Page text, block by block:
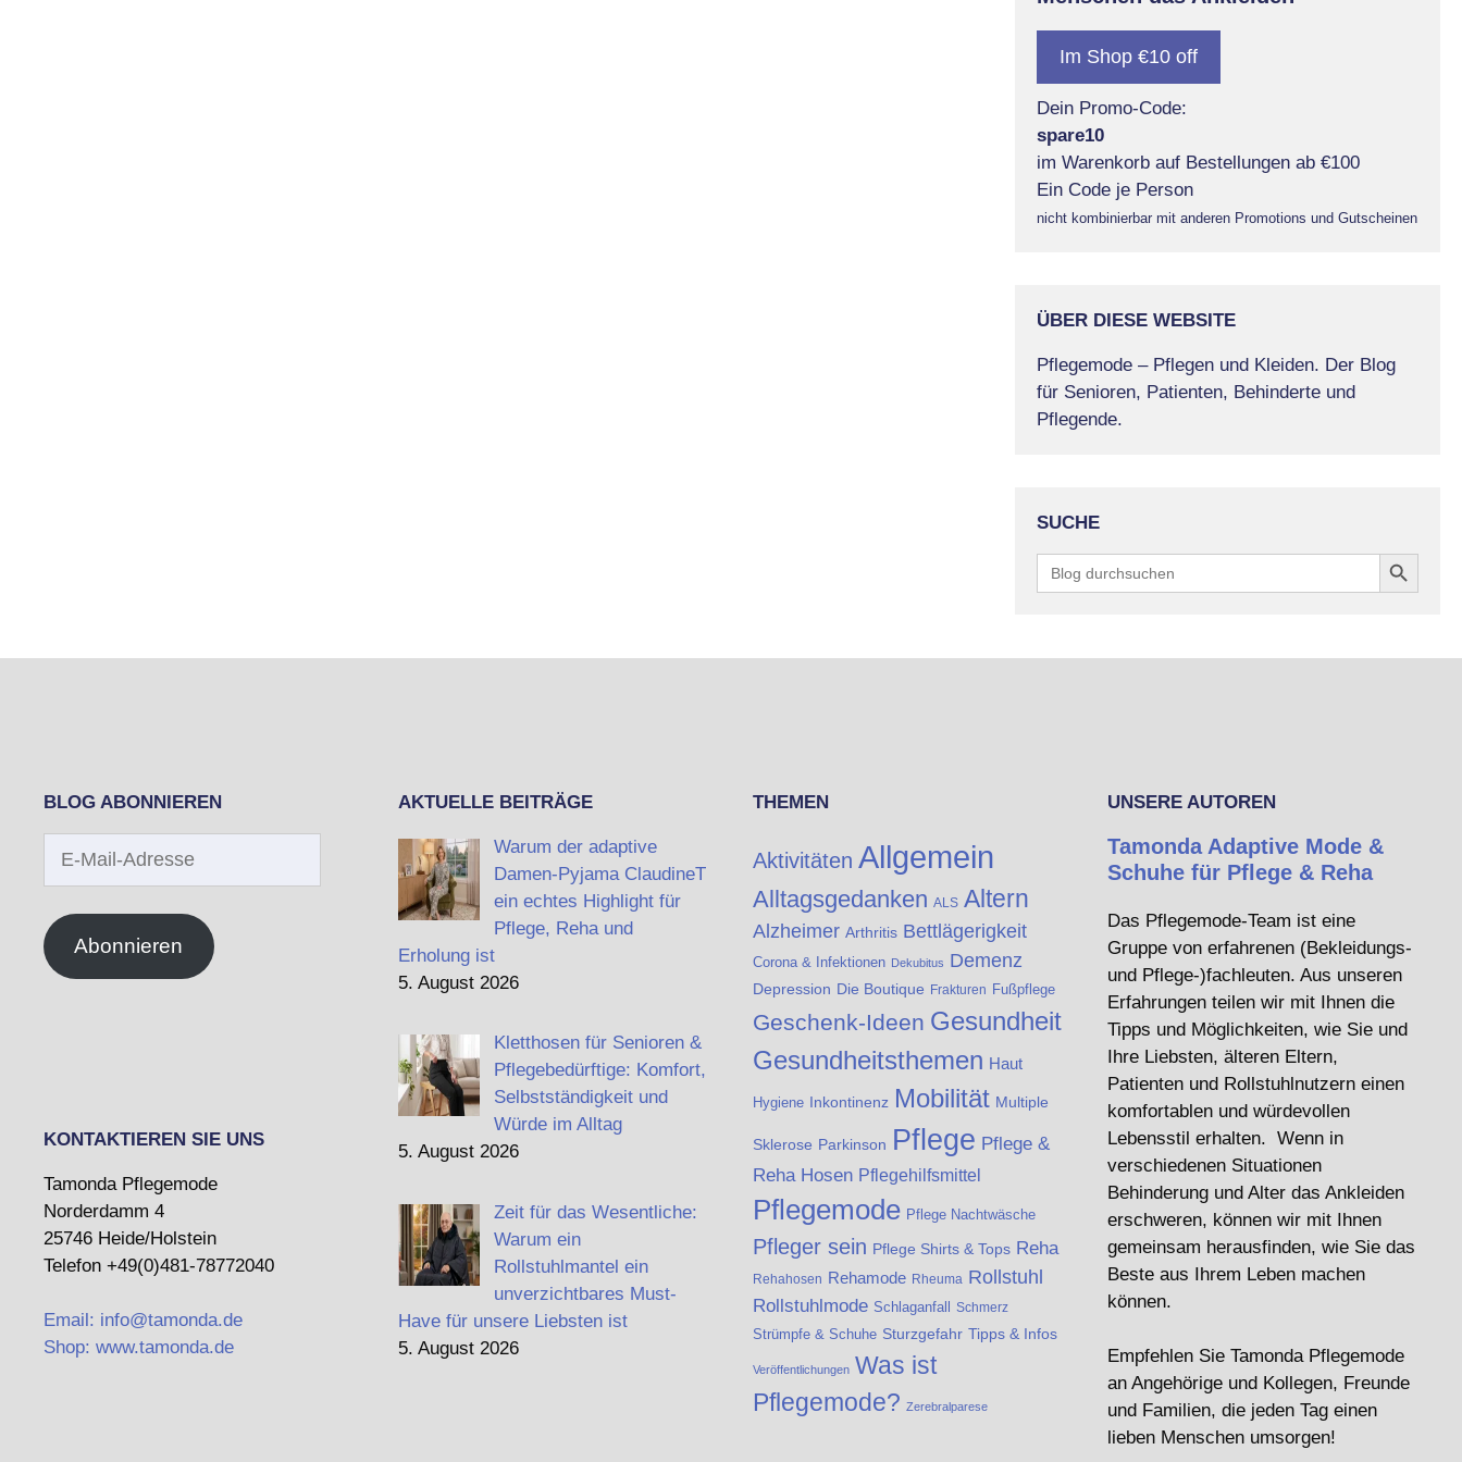
Im Shop €10 off
Dein Promo-Code:
spare10
im Warenkorb auf Bestellungen ab €100
Ein Code je Person
nicht kombinierbar mit anderen Promotions und Gutscheinen
ÜBER DIESE WEBSITE
Pflegemode – Pflegen und Kleiden. Der Blog
für Senioren, Patienten, Behinderte und
Pflegende.
SUCHE
Search
for:
Search Button
BLOG ABONNIEREN
Mail-
Abonnieren
KONTAKTIEREN SIE UNS
Tamonda Pflegemode
Norderdamm 4
25746 Heide/Holstein
Telefon +49(0)481-78772040
Email: info@tamonda.de
Shop: www.tamonda.de
AKTUELLE BEITRÄGE
Warum der adaptive
Damen-Pyjama ClaudineT
ein echtes Highlight für
Pflege, Reha und
Erholung ist
5. August 2026
Kletthosen für Senioren &
Pflegebedürftige: Komfort,
Selbstständigkeit und
Würde im Alltag
5. August 2026
Zeit für das Wesentliche:
Warum ein
Rollstuhlmantel ein
unverzichtbares Must-
Have für unsere Liebsten ist
5. August 2026
THEMEN
Aktivitäten Allgemein
Alltagsgedanken ALS Altern
Alzheimer Arthritis Bettlägerigkeit
Corona & Infektionen Dekubitus Demenz
Depression Die Boutique Frakturen Fußpflege
Geschenk-Ideen Gesundheit
Gesundheitsthemen Haut
Hygiene Inkontinenz Mobilität Multiple
Sklerose Parkinson Pflege Pflege &
Reha Hosen Pflegehilfsmittel
Pflegemode Pflege Nachtwäsche
Pfleger sein Pflege Shirts & Tops Reha
Rehahosen Rehamode Rheuma Rollstuhl
Rollstuhlmode Schlaganfall Schmerz
Strümpfe & Schuhe Sturzgefahr Tipps & Infos
Veröffentlichungen Was ist
Pflegemode? Zerebralparese
UNSERE AUTOREN
Tamonda Adaptive Mode &
Schuhe für Pflege & Reha
Das Pflegemode-Team ist eine
Gruppe von erfahrenen (Bekleidungs-
und Pflege-)fachleuten. Aus unseren
Erfahrungen teilen wir mit Ihnen die
Tipps und Möglichkeiten, wie Sie und
Ihre Liebsten, älteren Eltern,
Patienten und Rollstuhlnutzern einen
komfortablen und würdevollen
Lebensstil erhalten. Wenn in
verschiedenen Situationen
Behinderung und Alter das Ankleiden
erschweren, können wir mit Ihnen
gemeinsam herausfinden, wie Sie das
Beste aus Ihrem Leben machen
können.
Empfehlen Sie Tamonda Pflegemode
an Angehörige und Kollegen, Freunde
und Familien, die jeden Tag einen
lieben Menschen umsorgen!